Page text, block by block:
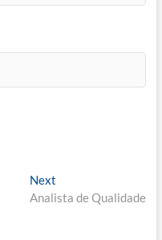
Next
post:
Analista de Qualidade